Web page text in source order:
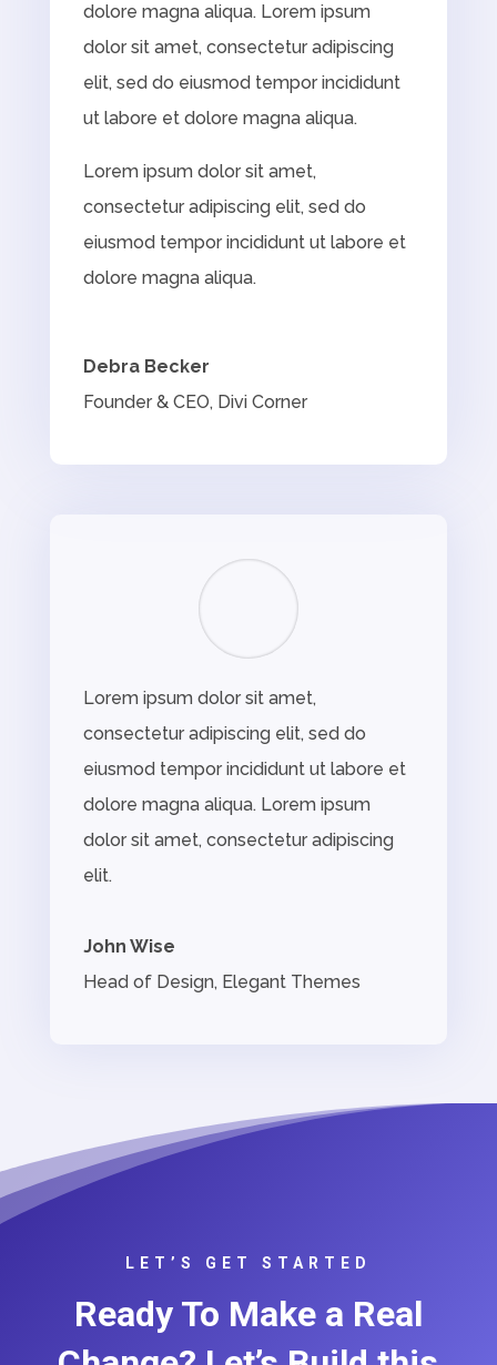
dolore magna aliqua. Lorem ipsum
dolor sit amet, consectetur adipiscing
elit, sed do eiusmod tempor incididunt
ut labore et dolore magna aliqua.
Lorem ipsum dolor sit amet,
consectetur adipiscing elit, sed do
eiusmod tempor incididunt ut labore et
dolore magna aliqua.
Debra Becker
Founder & CEO, Divi Corner
Lorem ipsum dolor sit amet,
consectetur adipiscing elit, sed do
eiusmod tempor incididunt ut labore et
dolore magna aliqua. Lorem ipsum
dolor sit amet, consectetur adipiscing
elit.
John Wise
Head of Design, Elegant Themes
LET’S GET STARTED
Ready To Make a Real